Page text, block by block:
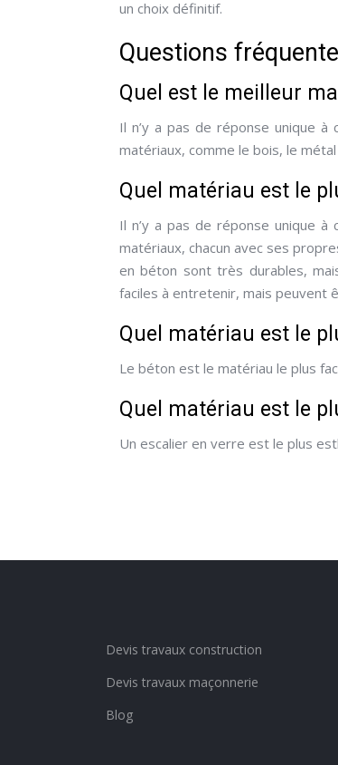
un choix définitif.
Questions
Quel est le meilleur
Il n’y a pas de réponse unique
matériaux, comme le bois, le
Quel matériau est le
Il n’y a pas de réponse unique
matériaux, chacun avec ses
en béton sont très durables,
faciles à entretenir, mais peuvent
Quel matériau est le
Le béton est le matériau le plus
Quel matériau est le
Un escalier en verre est le plus
Devis travaux construction
Devis travaux maçonnerie
Blog